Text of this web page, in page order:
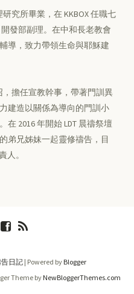
究所畢業，在 KKBOX 任職七
發部副理。在中和長老教會
導，致力帶領生命與耶穌建
，擔任宣教幹事，帶著門訓異
建造以關係為導向的門訓小
2016 年開始 LDT 晨禱祭壇
弟兄姊妹一起靈修禱告，目
人。
告日記| Powered by Blogger
Theme byNewBloggerThemes.com